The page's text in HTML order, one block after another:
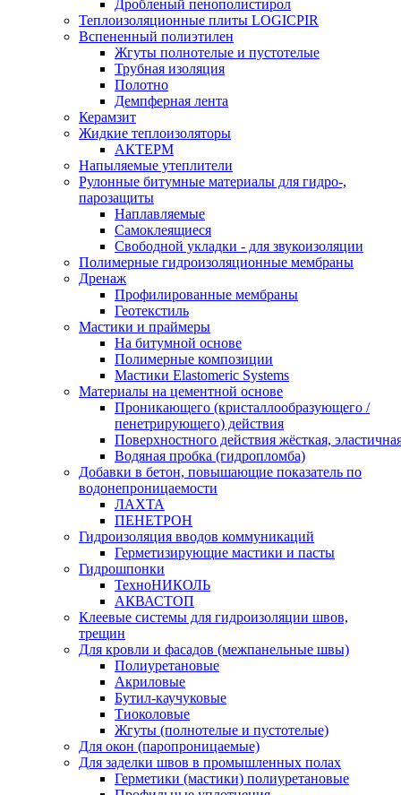
Дробленый пенополистирол
Теплоизоляционные плиты LOGICPIR
Вспененный полиэтилен
Жгуты полнотелые и пустотелые
Трубная изоляция
Полотно
Демпферная лента
Керамзит
Жидкие теплоизоляторы
АКТЕРМ
Напыляемые утеплители
Рулонные битумные материалы для гидро-,
парозащиты
Наплавляемые
Самоклеящиеся
Свободной укладки - для звукоизоляции
Полимерные гидроизоляционные мембраны
Дренаж
Профилированные мембраны
Геотекстиль
Мастики и праймеры
На битумной основе
Полимерные композиции
Мастики Elastomeric Systems
Материалы на цементной основе
Проникающего (кристаллообразующего /
пенетрирующего) действия
Поверхностного действия жёсткая,
Водяная пробка (гидропломба)
Добавки в бетон, повышающие показатель по
водонепроницаемости
ЛАХТА
ПЕНЕТРОН
Гидроизоляция вводов коммуникаций
Герметизирующие мастики и пасты
Гидрошпонки
ТехноНИКОЛЬ
АКВАСТОП
Клеевые системы для гидроизоляции швов,
трещин
Для кровли и фасадов (межпанельные швы)
Полиуретановые
Акриловые
Бутил-каучуковые
Тиоколовые
Жгуты (полнотелые и пустотелые)
Для окон (паропроницаемые)
Для заделки швов в промышленных полах
Герметики (мастики) полиуретановые